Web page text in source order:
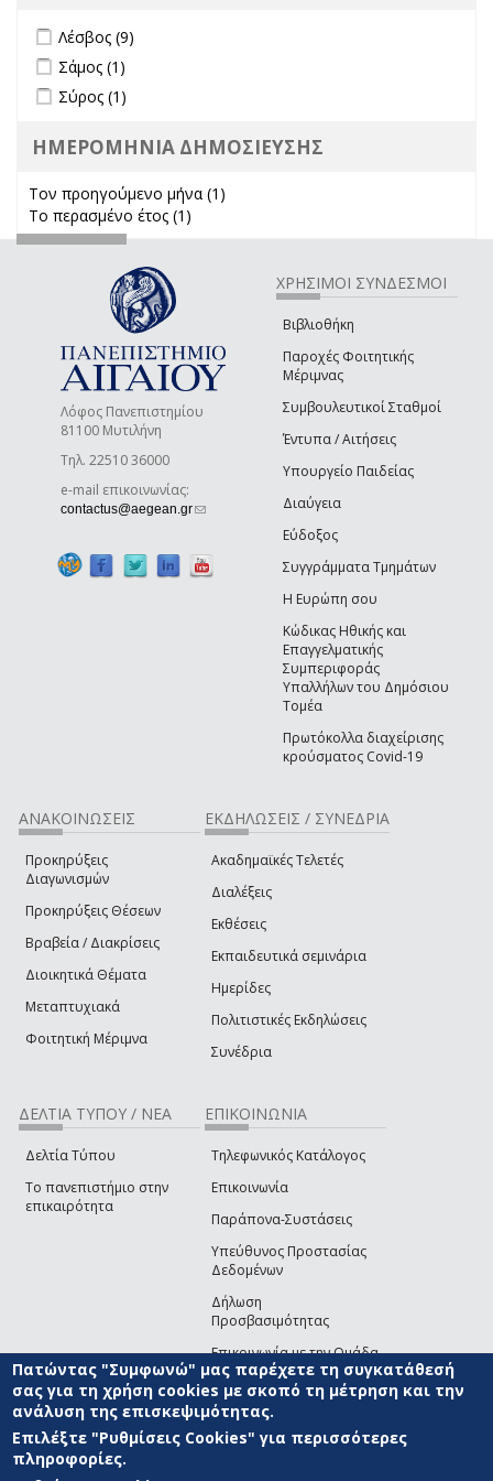
Apply Λέσβος filter
Λέσβος (9)
Apply Σάμος filter
Σάμος (1)
Apply Σύρος filter
Σύρος (1)
ΗΜΕΡΟΜΗΝΙΑ ΔΗΜΟΣΙΕΥΣΗΣ
Τον προηγούμενο μήνα (1)
Το περασμένο έτος (1)
Λόφος Πανεπιστημίου
81100 Μυτιλήνη
Τηλ. 22510 36000
e-mail επικοινωνίας:
contactus@aegean.gr(link sends e-mail)
ΧΡΗΣΙΜΟΙ ΣΥΝΔΕΣΜΟΙ
Βιβλιοθήκη
Παροχές Φοιτητικής
Μέριμνας
Συμβουλευτικοί Σταθμοί
Έντυπα / Αιτήσεις
Υπουργείο Παιδείας
Διαύγεια
Εύδοξος
Συγγράμματα Τμημάτων
Η Ευρώπη σου
Κώδικας Ηθικής και
Επαγγελματικής
Συμπεριφοράς
Υπαλλήλων του Δημόσιου
Τομέα
Πρωτόκολλα διαχείρισης
κρούσματος Covid-19
ΑΝΑΚΟΙΝΩΣΕΙΣ
Προκηρύξεις
Διαγωνισμών
Προκηρύξεις Θέσεων
Βραβεία / Διακρίσεις
Διοικητικά Θέματα
Μεταπτυχιακά
Φοιτητική Μέριμνα
ΕΚΔΗΛΩΣΕΙΣ / ΣΥΝΕΔΡΙΑ
Ακαδημαϊκές Τελετές
Διαλέξεις
Εκθέσεις
Εκπαιδευτικά σεμινάρια
Ημερίδες
Πολιτιστικές Εκδηλώσεις
Συνέδρια
ΔΕΛΤΙΑ ΤΥΠΟΥ / ΝΕΑ
Δελτία Τύπου
Το πανεπιστήμιο στην
επικαιρότητα
ΕΠΙΚΟΙΝΩΝΙΑ
Τηλεφωνικός Κατάλογος
Επικοινωνία
Παράπονα-Συστάσεις
Υπεύθυνος Προστασίας
Δεδομένων
Δήλωση
Προσβασιμότητας
Επικοινωνία με την Ομάδα
Ανάπτυξης του site(link sends e-mail)
© ΠΑΝΕΠΙΣΤΗΜΙΟ ΑΙΓΑΙΟΥ ΟΡΟΙ ΧΡΗΣΗΣ
ΑΝΑΠΤΥΞΗΣ
Πατώντας "Συμφωνώ" μας παρέχετε τη συγκατάθεσή
σας για τη χρήση cookies με σκοπό τη μέτρηση και την
ανάλυση της επισκεψιμότητας.
Επιλέξτε "Ρυθμίσεις Cookies" για περισσότερες
πληροφορίες.